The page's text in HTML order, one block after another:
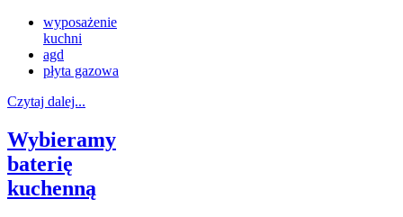
wyposażenie
kuchni
agd
płyta gazowa
Czytaj dalej...
Wybieramy
baterię
kuchenną